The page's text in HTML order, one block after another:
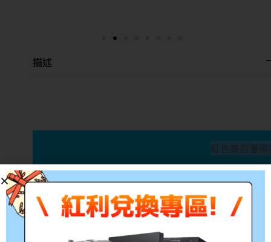
描述
紅色高容量
產品料號:CT350569 適用型號:XEROX
參考印量:6,000張 備註:所有的印量均是